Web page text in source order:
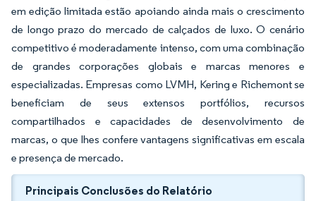
em edição limitada estão apoiando ainda mais o crescimento
de longo prazo do mercado de calçados de luxo. O cenário
competitivo é moderadamente intenso, com uma combinação
de grandes corporações globais e marcas menores e
especializadas. Empresas como LVMH, Kering e Richemont se
beneficiam de seus extensos portfólios, recursos
compartilhados e capacidades de desenvolvimento de
marcas, o que lhes confere vantagens significativas em escala
e presença de mercado.
Principais Conclusões do Relatório